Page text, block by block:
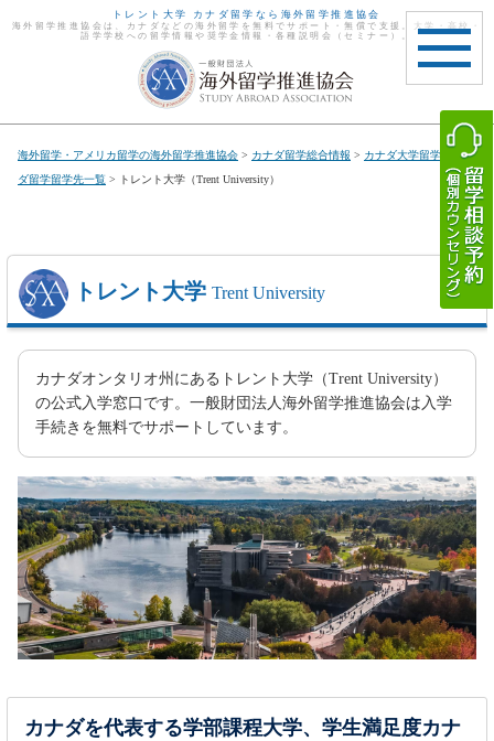
toggle
トレント大学 カナダ留学なら海外留学推進協会
海外留学推進協会は、カナダなどの海外留学を無料でサポート・無償で支援。大学・高校・
語学学校への留学情報や奨学金情報・各種説明会（セミナー）。
海外留学・アメリカ留学の海外留学推進協会 > カナダ留学総合情報 > カナダ大学留学
カナ
ダ留学留学先一覧 > トレント大学（Trent University）
トレント大学 Trent University
カナダオンタリオ州にあるトレント大学（Trent University）
の公式入学窓口です。一般財団法人海外留学推進協会は入学
手続きを無料でサポートしています。
カナダを代表する学部課程大学、学生満足度カナ